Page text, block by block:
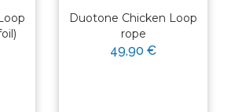
Duotone Chicken Loop
rope
49,90 €